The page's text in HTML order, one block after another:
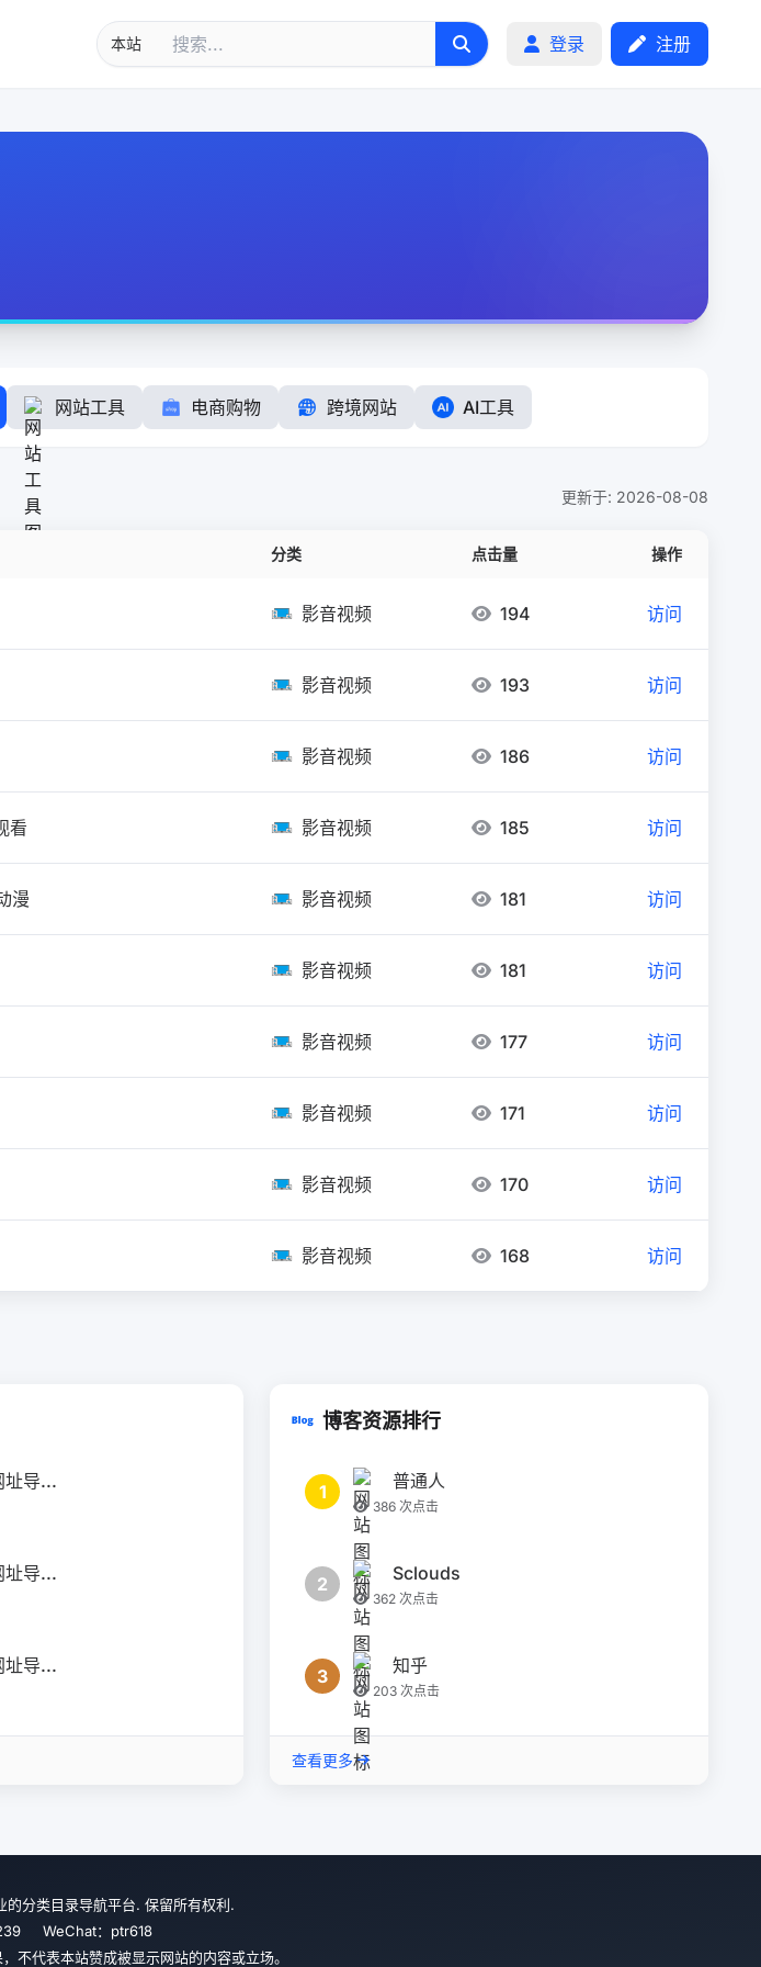
登录 注册
网站工具 电商购物 跨境网站 AI工具
更新于: 2026-08-08
分类 点击量 操作
影音视频 194 访问
影音视频 193 访问
影音视频 186 访问
看 影音视频 185 访问
漫 影音视频 181 访问
影音视频 181 访问
影音视频 177 访问
影音视频 171 访问
影音视频 170 访问
影音视频 168 访问
址导...
址导...
址导...
博客资源排行
1 普通人
386 次点击
2 Sclouds
362 次点击
3 知乎
203 次点击
查看更多
分类目录导航平台. 保留所有权利.
WeChat：ptr618
不代表本站赞成被显示网站的内容或立场。